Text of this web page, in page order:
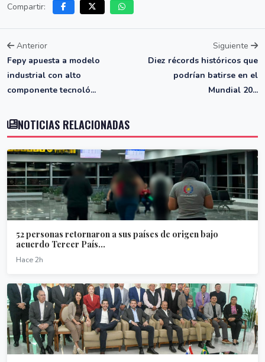
Compartir:
Anterior
Fepy apuesta a modelo
industrial con alto
componente tecnoló...
Siguiente
Diez récords históricos que
podrían batirse en el
Mundial 20...
NOTICIAS RELACIONADAS
52 personas retornaron a sus países de origen bajo
acuerdo Tercer País...
Hace 2h